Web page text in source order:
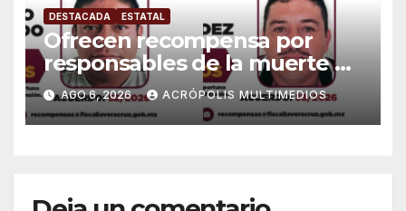
DESTACADA ESTATAL
Ofrecen recompensa por
responsables de la muerte de
periodista Avisack Douglas
AGO 6, 2026 ACRÓPOLIS MULTIMEDIOS